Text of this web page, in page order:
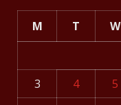
M T W
3
4 5